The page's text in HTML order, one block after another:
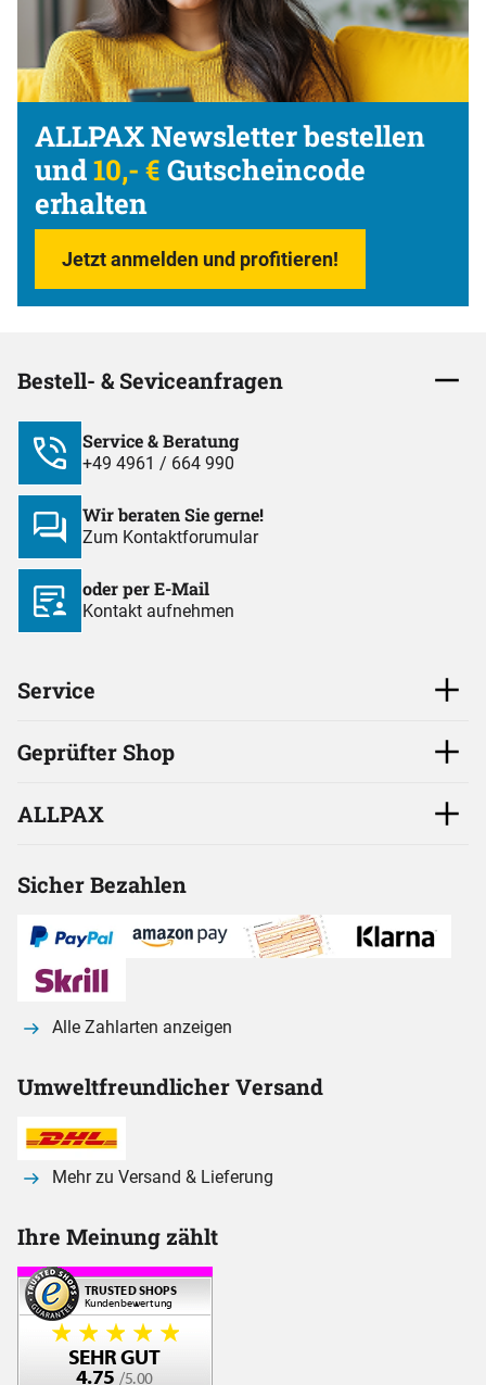
ALLPAX Newsletter bestellen
und10,- € Gutscheincode
erhalten
Jetzt anmelden und profitieren!
Bestell- & Seviceanfragen
Service & Beratung
+49 4961 / 664 990
Wir beraten Sie gerne!
Zum Kontaktforumular
oder per E-Mail
Kontakt aufnehmen
Service
Geprüfter Shop
ALLPAX
Sicher Bezahlen
Alle Zahlarten anzeigen
Umweltfreundlicher Versand
Mehr zu Versand & Lieferung
Ihre Meinung zählt